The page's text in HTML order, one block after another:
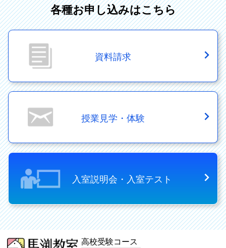
各種お申し込みはこちら
資料請求
授業見学・体験
入室説明会・入室テスト
高校受験コース